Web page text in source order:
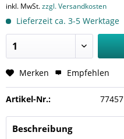
inkl. MwSt.zzgl. Versandkosten
Lieferzeit ca. 3-5 Werktage
Merken Empfehlen
Artikel-Nr.: 77457
Beschreibung